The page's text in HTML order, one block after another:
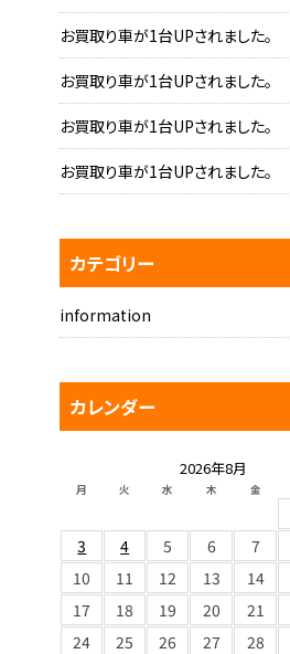
お買取り車が1台UPされました。
お買取り車が1台UPされました。
お買取り車が1台UPされました。
お買取り車が1台UPされました。
カテゴリー
information
カレンダー
2026年8月
月 火 水 木 金
3
4 5 6 7
10
11 12 13 14
17
18 19 20 21
24
25 26 27 28